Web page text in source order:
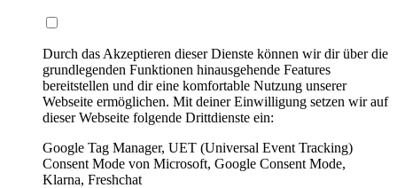
Durch das Akzeptieren dieser Dienste können wir dir über die
grundlegenden Funktionen hinausgehende Features
bereitstellen und dir eine komfortable Nutzung unserer
Webseite ermöglichen. Mit deiner Einwilligung setzen wir auf
dieser Webseite folgende Drittdienste ein:
Google Tag Manager, UET (Universal Event Tracking)
Consent Mode von Microsoft, Google Consent Mode,
Klarna, Freshchat